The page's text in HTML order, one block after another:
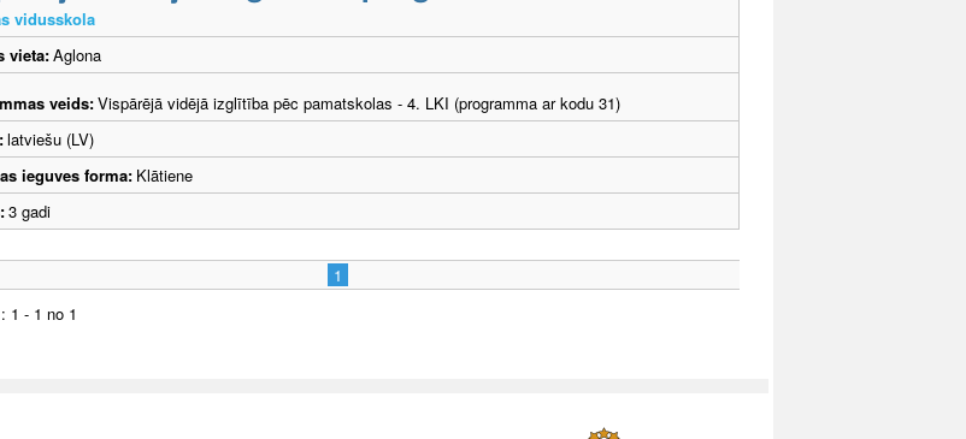
vidusskola
vieta:Aglona
veids:Vispārējā vidējā izglītība pēc pamatskolas - 4. LKI (programma ar kodu 31)
latviešu (LV)
ieguves forma: Klātiene
3 gadi
1
1 - 1 no 1